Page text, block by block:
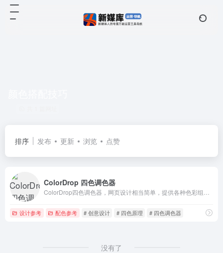
排序 发布 更新 浏览 点赞
ColorDrop 四色调色器
设计参考 配色参考 # 创意设计 # 四色原理 # 四色调色器
没有了